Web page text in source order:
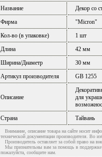
Название
Декор со
Фирма
"Micron"
Кол-во (в упаковке)
1 шт
Длина
42 мм
Ширина/Диаметр
30 мм
Артикул производителя
GB 1255
Описание
для
Страна
Тайвань
Внимание, описание товара на сайте носит
технической документации производителя. Во
Производитель оставляет за собой право на
Мы признательны вам за помощь в поддержке
пожалуйста, сообщите нам.